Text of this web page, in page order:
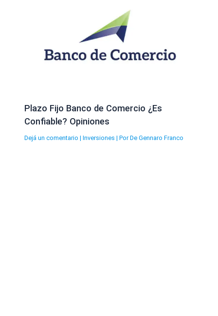
Plazo Fijo Banco de Comercio ¿Es
Confiable? Opiniones
Dejá un comentario | Inversiones | Por De Gennaro Franco